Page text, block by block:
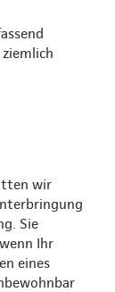
wir
Sie
Ihr
eines